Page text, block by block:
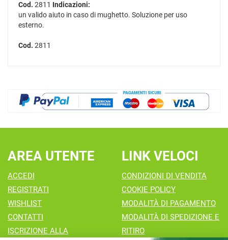
Cod. 2811 Indicazioni:
un valido aiuto in caso di mughetto. Soluzione per uso
esterno.
Cod. 2811
AREA UTENTE
ACCEDI
REGISTRATI
WISHLIST
CONTATTI
ISCRIZIONE ALLA
LINK VELOCI
CONDIZIONI DI VENDITA
COOKIE POLICY
MODALITÀ DI PAGAMENTO
MODALITÀ DI SPEDIZIONE E
RITIRO